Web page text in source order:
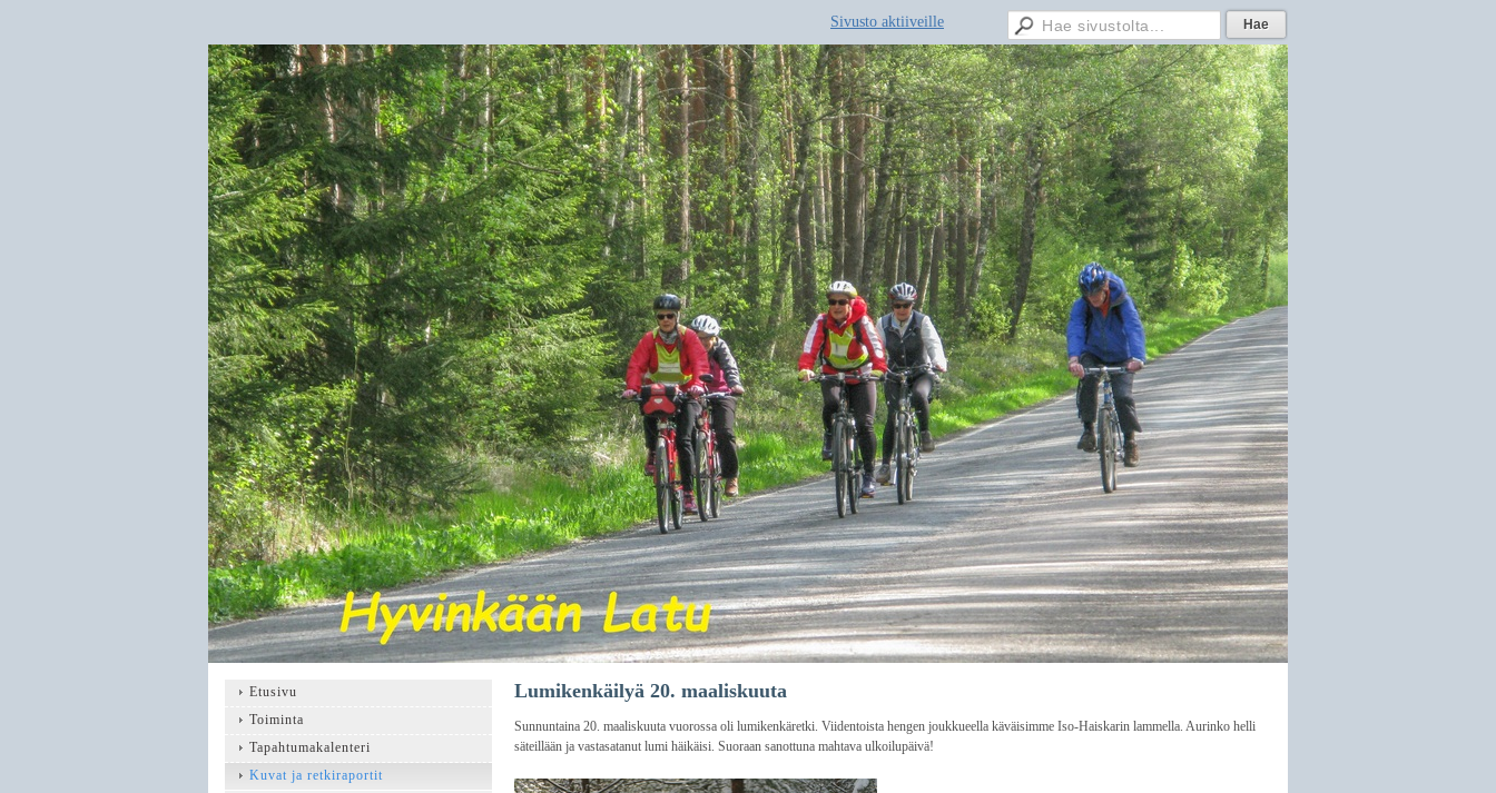
Sivusto aktiiveille
Lumikenkäilyä 20. maaliskuuta
Sunnuntaina 20. maaliskuuta vuorossa oli lumikenkäretki. Viidentoista hengen joukkueella käväisimme Iso-Haiskarin lammella. Aurinko helli
säteillään ja vastasatanut lumi häikäisi. Suoraan sanottuna mahtava ulkoilupäivä!
Etusivu
Toiminta
Tapahtumakalenteri
Kuvat ja retkiraportit